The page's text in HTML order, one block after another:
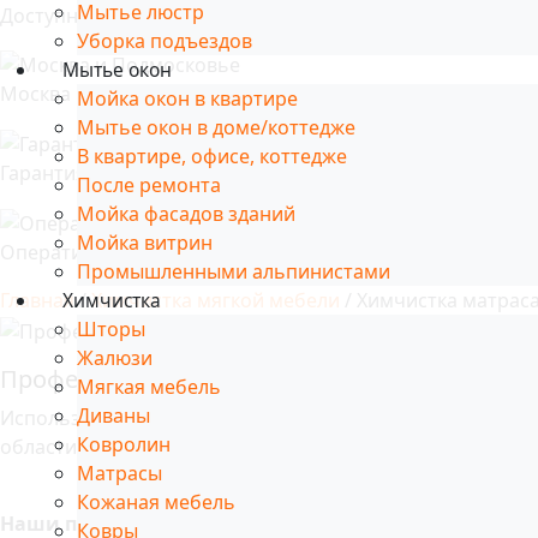
Мытье люстр
Уборка подъездов
Мытье окон
Мойка окон в квартире
Мытье окон в доме/коттедже
В квартире, офисе, коттедже
После ремонта
Мойка фасадов зданий
Мойка витрин
Промышленными альпинистами
Химчистка
Шторы
Жалюзи
Мягкая мебель
Диваны
Ковролин
Матрасы
Кожаная мебель
Ковры
Доступные цены
Москва и Подмосковье
Гарантия
Оперативность
Главная/Химчистка мягкой мебели
Профессиональная чистка матраса
Использование новейших чистящих средств и
области.
Наши преимущества: